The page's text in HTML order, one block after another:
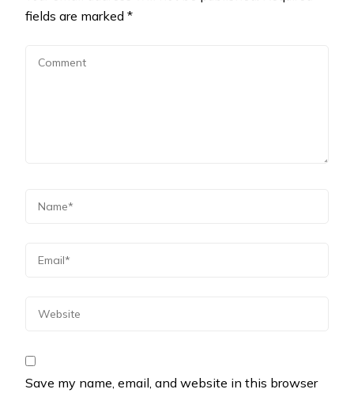
fields are marked *
Save my name, email, and website in this browser